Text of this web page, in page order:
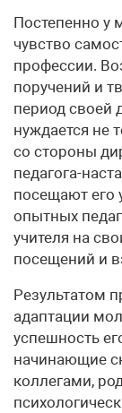
Постепенно у
чувство
профессии.
поручений и
период своей
нуждается не
со стороны
педагога-
посещают его
опытных
учителя на
посещений и
Результатом
адаптации
успешность
начинающие
коллегами,